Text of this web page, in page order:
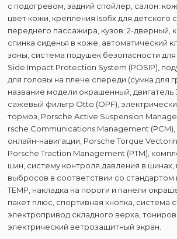
с подогревом, задний спойлер, салон:
цвет кожи, крепления Isofix для детского
переднего пассажира, кузов: 2-дверный,
спинка сиденья в коже, автоматический
зоны, система подушек безопасности
Side Impact Protection System (POSIP),
для головы на плече спереди (сумка для
название модели окрашенный, двигатель
сажевый фильтр Otto (OPF),
тормоз, Porsche Active Suspension
rsche Communications Management
онлайн-навигации, Porsche Torque
Porsche Traction Management (PTM),
шин, систему контроля давления в шинах,
выбросов в соответствии со
TEMP, накладка на пороги и панели
пакет плюс, спортивная кнопка, система
электропривод складного верха,
электрический ветрозащитный экран.